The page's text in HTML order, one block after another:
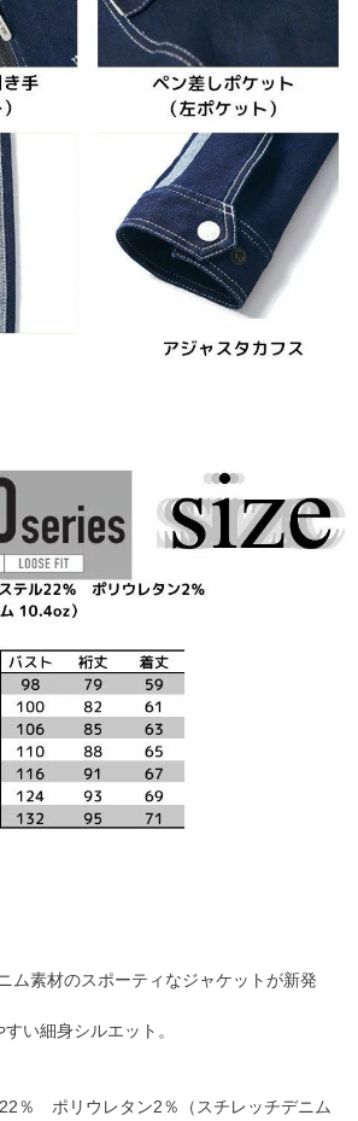
ム素材のスポーティなジャケットが新発
い細身シルエット。
％ ポリウレタン2％（スチレッチデニム